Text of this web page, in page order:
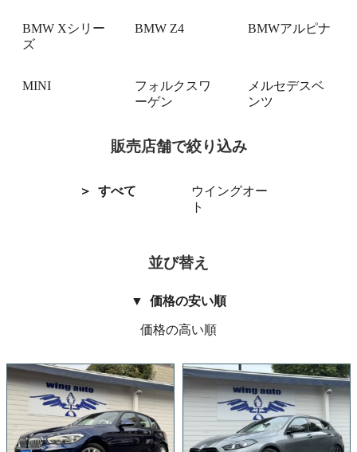
BMW Xシリー
ズ
BMW Z4 BMWアルピナ
MINI
フォルクスワ
ーゲン
メルセデスベ
ンツ
販売店舗で絞り込み
すべて
ウイングオー
ト
並び替え
価格の安い順
価格の高い順